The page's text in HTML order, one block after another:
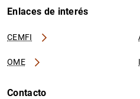
Enlaces de interés
CEMFI
OME
Contacto